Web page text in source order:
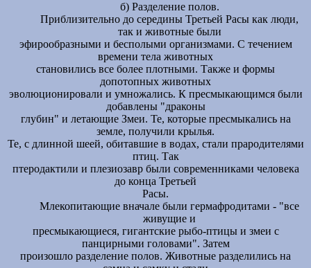
б) Разделение полов.
Приблизительно до середины Третьей Расы как люди,
так и животные были
эфирообразными и бесполыми организмами. С течением
времени тела животных
становились все более плотными. Также и формы
допотопных животных
эволюционировали и умножались. К пресмыкающимся были
добавлены "драконы
глубин" и летающие Змеи. Те, которые пресмыкались на
земле, получили крылья.
Те, с длинной шеей, обитавшие в водах, стали прародителями
птиц. Так
птеродактили и плезиозавр были современниками человека
до конца Третьей
Расы.
Млекопитающие вначале были гермафродитами - "все
живущие и
пресмыкающиеся, гигантские рыбо-птицы и змеи с
панцирными головами". Затем
произошло разделение полов. Животные разделились на